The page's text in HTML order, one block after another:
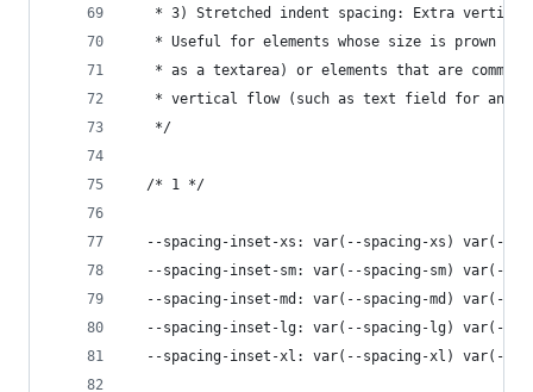
* 3) Stretched indent spacing: Extra
* Useful for elements whose size is prown to
* as a textarea) or elements that are
* vertical flow (such as text field for any
   */
  /* 1 */
--spacing-inset-xs: var(--spacing-xs) var(--
--spacing-inset-sm: var(--spacing-sm) var(--
--spacing-inset-md: var(--spacing-md) var(--
--spacing-inset-lg: var(--spacing-lg) var(--
--spacing-inset-xl: var(--spacing-xl) var(--